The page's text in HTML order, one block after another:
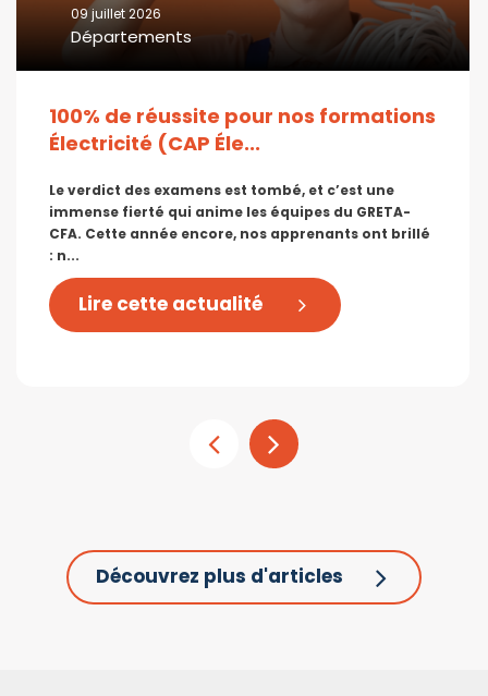
09 juillet 2026
Départements
100% de réussite pour nos formations
Électricité (CAP Éle...
Le verdict des examens est tombé, et c’est une
immense fierté qui anime les équipes du GRETA-
CFA. Cette année encore, nos apprenants ont brillé
: n...
Lire cette actualité
Découvrez plus d'articles